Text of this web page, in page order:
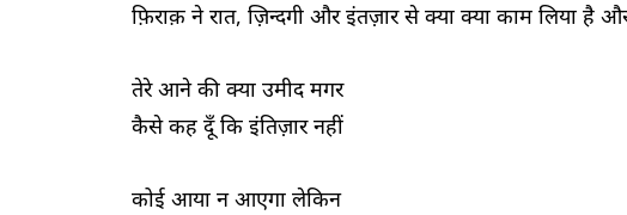
फ़िराक़ ने रात, ज़िन्दगी और इंतज़ार से क्या क्या काम लिया है
तेरे आने की क्या उमीद मगर
कैसे कह दूँ कि इंतिज़ार नहीं
कोई आया न आएगा लेकिन